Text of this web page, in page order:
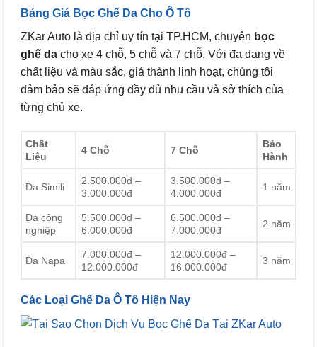
Bảng Giá Bọc Ghế Da Cho Ô Tô
ZKar Auto là địa chỉ uy tín tại TP.HCM, chuyên bọc
ghế da cho xe 4 chỗ, 5 chỗ và 7 chỗ. Với đa dạng về
chất liệu và màu sắc, giá thành linh hoạt, chúng tôi
đảm bảo sẽ đáp ứng đầy đủ nhu cầu và sở thích của
từng chủ xe.
Chất
Liệu
4 Chỗ 7 Chỗ
Bảo
Hành
Da Simili
2.500.000đ –
3.000.000đ
3.500.000đ –
4.000.000đ
1 năm
Da công
nghiệp
5.500.000đ –
6.000.000đ
6.500.000đ –
7.000.000đ
2 năm
Da Napa
7.000.000đ –
12.000.000đ
12.000.000đ –
16.000.000đ
3 năm
Các Loại Ghế Da Ô Tô Hiện Nay